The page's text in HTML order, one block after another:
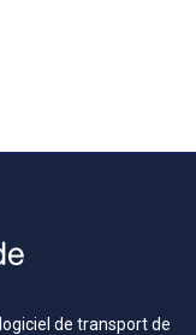
de transport de